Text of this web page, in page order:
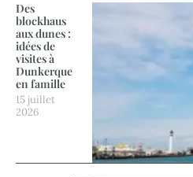
Des
blockhaus
aux dunes :
idées de
visites à
Dunkerque
en famille
15 juillet
2026